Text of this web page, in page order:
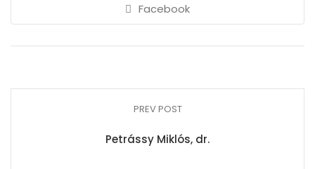
Facebook
PREV POST
Petrássy Miklós, dr.